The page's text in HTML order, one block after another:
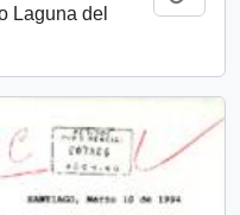
Laguna del